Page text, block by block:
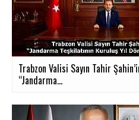
Trabzon Valisi Sayın Tahir
“Jandarma...